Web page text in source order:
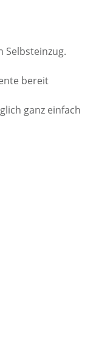
Selbsteinzug.
bereit
ganz einfach